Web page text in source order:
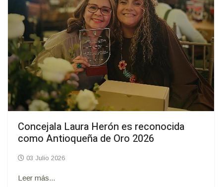
Concejala Laura Herón es reconocida
como Antioqueña de Oro 2026
03 Julio 2026
Leer más...